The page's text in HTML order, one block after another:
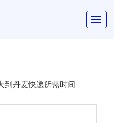
到丹麦快递所需时间